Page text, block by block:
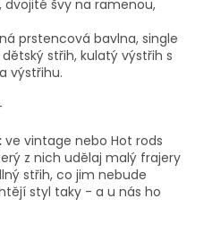
švy na ramenou,
prstencová bavlna, single
střih, kulatý výstřih s
výstřihu.
ve vintage nebo Hot rods
z nich udělaj malý frajery
střih, co jim nebude
styl taky - a u nás ho